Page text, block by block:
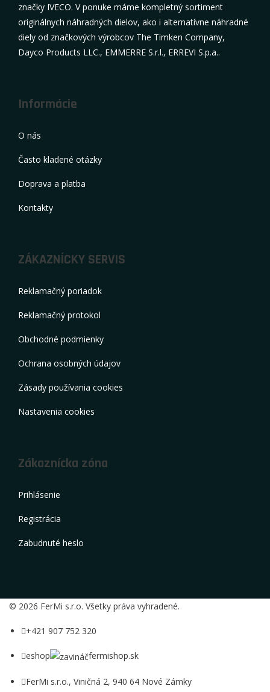
značky IVECO. V ponuke máme kompletný sortiment
originálnych náhradných dielov, ako i alternatívne náhradné
diely od značkových výrobcov The Timken Company,
Dayco Products LLC., EMMERRE S.r.l., ERREVI S.p.a..
Informácie
O nás
Často kladené otázky
Doprava a platba
Kontakty
ZÁKAZNÍCKY SERVIS
Reklamačný poriadok
Reklamačný protokol
Obchodné podmienky
Ochrana osobných údajov
Zásady používania cookies
Nastavenia cookies
Zákaznícka zóna
Prihlásenie
Registrácia
Zabudnuté heslo
© 2026 FerMi s.r.o. Všetky práva vyhradené.
+421 907 752 320
eshop fermishop.sk
FerMi s.r.o., Viničná 2, 940 64 Nové Zámky